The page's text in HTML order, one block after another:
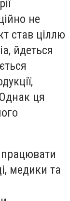
не
став ціллю
йдеться
ця
медики та